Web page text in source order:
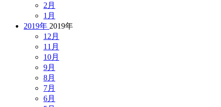
2月
1月
2019年 2019年
12月
11月
10月
9月
8月
7月
6月